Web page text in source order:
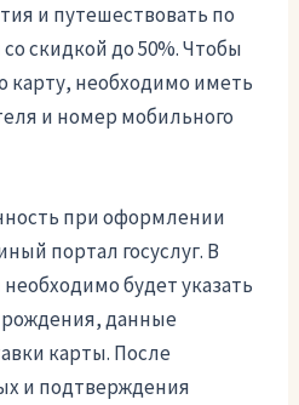
и путешествовать по
скидкой до 50%. Чтобы
необходимо иметь
и номер мобильного
при оформлении
портал госуслуг. В
будет указать
данные
карты. После
и подтверждения